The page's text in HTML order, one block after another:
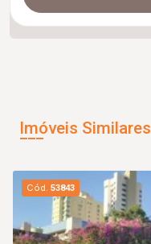
Imóveis Similares
Cód.53843